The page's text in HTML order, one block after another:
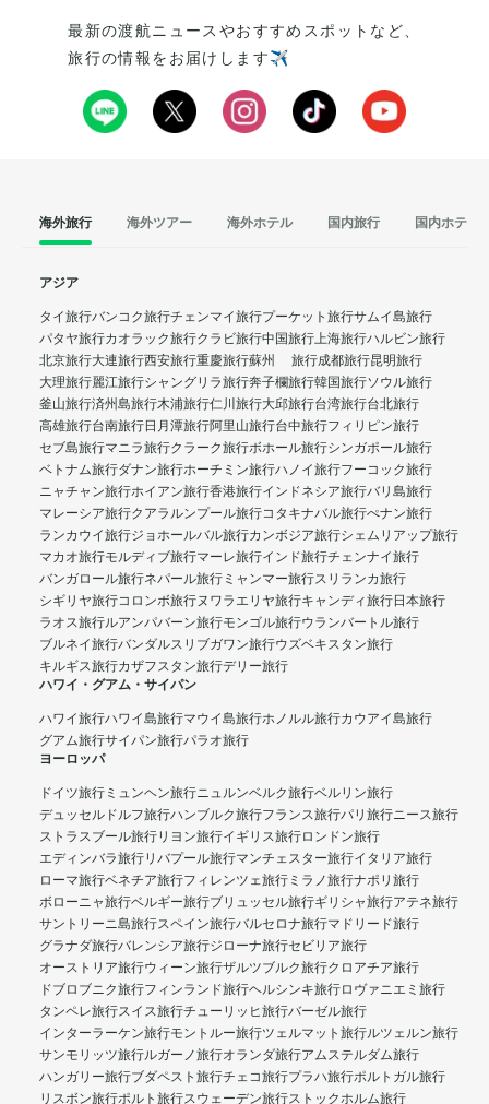
最新の渡航ニュースやおすすめスポットなど、
旅行の情報をお届けします✈️
海外旅行 海外ツアー 海外ホテル 国内旅行 国内ホテル
アジア
タイ旅行バンコク旅行チェンマイ旅行プーケット旅行サムイ島旅行
パタヤ旅行カオラック旅行クラビ旅行中国旅行上海旅行ハルビン旅行
北京旅行大連旅行西安旅行重慶旅行蘇州 旅行成都旅行昆明旅行
大理旅行麗江旅行シャングリラ旅行奔子欄旅行韓国旅行ソウル旅行
釜山旅行済州島旅行木浦旅行仁川旅行大邱旅行台湾旅行台北旅行
高雄旅行台南旅行日月潭旅行阿里山旅行台中旅行フィリピン旅行
セブ島旅行マニラ旅行クラーク旅行ボホール旅行シンガポール旅行
ベトナム旅行ダナン旅行ホーチミン旅行ハノイ旅行フーコック旅行
ニャチャン旅行ホイアン旅行香港旅行インドネシア旅行バリ島旅行
マレーシア旅行クアラルンプール旅行コタキナバル旅行ぺナン旅行
ランカウイ旅行ジョホールバル旅行カンボジア旅行シェムリアップ旅行
マカオ旅行モルディブ旅行マーレ旅行インド旅行チェンナイ旅行
バンガロール旅行ネパール旅行 ミャンマー旅行スリランカ旅行
シギリヤ旅行コロンボ旅行ヌワラエリヤ旅行キャンディ旅行日本旅行
ラオス旅行ルアンパバーン旅行モンゴル旅行ウランバートル旅行
ブルネイ旅行バンダルスリブガワン旅行ウズベキスタン旅行
キルギス旅行カザフスタン旅行デリー旅行
ハワイ・グアム・サイパン
ハワイ旅行ハワイ島旅行マウイ島旅行ホノルル旅行カウアイ島旅行
グアム旅行サイパン旅行パラオ旅行
ヨーロッパ
ドイツ旅行 ミュンヘン旅行ニュルンベルク旅行ベルリン旅行
デュッセルドルフ旅行ハンブルク旅行フランス旅行パリ旅行ニース旅行
ストラスブール旅行リヨン旅行イギリス旅行ロンドン旅行
エディンバラ旅行リバプール旅行マンチェスター旅行イタリア旅行
ローマ旅行ベネチア旅行フィレンツェ旅行 ミラノ旅行ナポリ旅行
ボローニャ旅行ベルギー旅行ブリュッセル旅行ギリシャ旅行アテネ旅行
サントリーニ島旅行スペイン旅行バルセロナ旅行マドリード旅行
グラナダ旅行バレンシア旅行ジローナ旅行セビリア旅行
オーストリア旅行ウィーン旅行ザルツブルク旅行クロアチア旅行
ドブロブニク旅行フィンランド旅行ヘルシンキ旅行ロヴァニエミ旅行
タンペレ旅行スイス旅行チューリッヒ旅行バーゼル旅行
インターラーケン旅行モントルー旅行ツェルマット旅行ルツェルン旅行
サンモリッツ旅行ルガーノ旅行オランダ旅行アムステルダム旅行
ハンガリー旅行ブダペスト旅行チェコ旅行プラハ旅行ポルトガル旅行
リスボン旅行ポルト旅行スウェーデン旅行ストックホルム旅行